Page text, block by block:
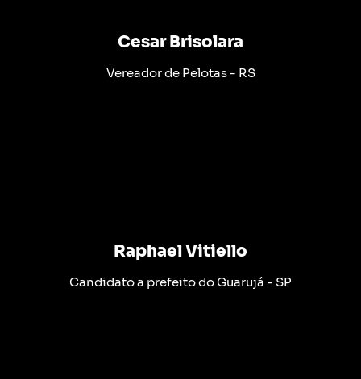
Cesar Brisolara
Vereador de Pelotas - RS
Raphael Vitiello
Candidato a prefeito do Guarujá - SP